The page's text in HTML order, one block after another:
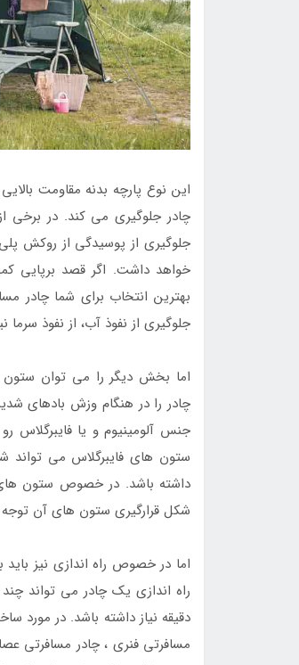
این نوع پارچه بدنه مقاومت
چادر جلوگیری می کند. در برخی
جلوگیری از پوسیدگی از روکش پلی
خواهد داشت. اگر قصد برپایی
بهترین انتخاب برای شما چادر
جلوگیری از نفوذ آب، از نفوذ
اما بخش دیگر را می توان ستون
چادر را در هنگام وزش بادهای
جنس آلومینیوم و یا فایبرگلاس
ستون های فایبرگلاس می تواند
داشته باشد. در خصوص ستون های
شکل قرارگیری ستون های آن توجه
اما در خصوص راه اندازی نیز
راه اندازی یک چادر می تواند
دقیقه نیاز داشته باشد. در مورد
مسافرتی فنری ، چادر مسافرتی